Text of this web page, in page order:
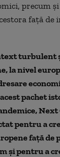
precum
față de
turbulent
la nivel
pachet
Next
pentru a
față de
și pentru a